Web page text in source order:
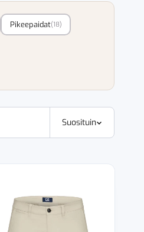
Pikeepaidat(18)
Suosituin